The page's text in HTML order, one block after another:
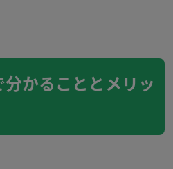
かることとメリッ